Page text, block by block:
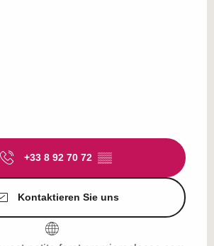
+33 8 92 70 72 ▒▒
Kontaktieren Sie uns